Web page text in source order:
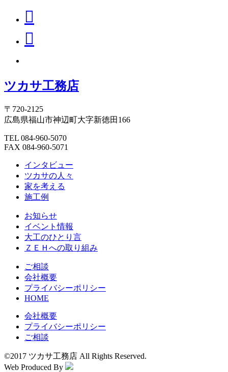
ツカサ工務店
〒720-2125
広島県福山市神辺町大字新徳田166
TEL 084-960-5070
FAX 084-960-5071
インタビュー
ツカサの人々
家を考える
施工例
お知らせ
イベント情報
大工のひとり言
ＺＥＨへの取り組み
ご相談
会社概要
プライバシーポリシー
HOME
会社概要
プライバシーポリシー
ご相談
©2017 ツカサ工務店 All Rights Reserved.
Web Produced By